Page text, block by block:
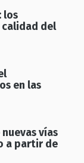
los
del
en las
vías
a partir de